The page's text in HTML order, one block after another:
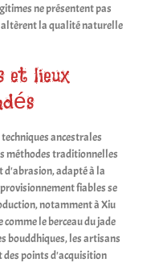
ne présentent pas
altèrent la qualité naturelle
et lieux
ancestrales
méthodes traditionnelles
adapté à la
fiables se
notamment à Xiu
le berceau du jade
bouddhiques, les artisans
des points d'acquisition